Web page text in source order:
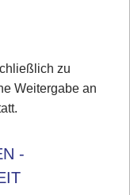
zu
Weitergabe an
-